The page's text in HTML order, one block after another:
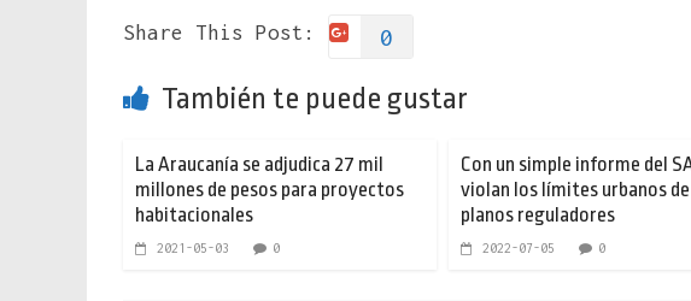
Share This Post: 0
También te puede gustar
La Araucanía se adjudica 27 mil
millones de pesos para proyectos
habitacionales
2021-05-03 0
Con un simple informe del
violan los límites urbanos
planos reguladores
2022-07-05 0